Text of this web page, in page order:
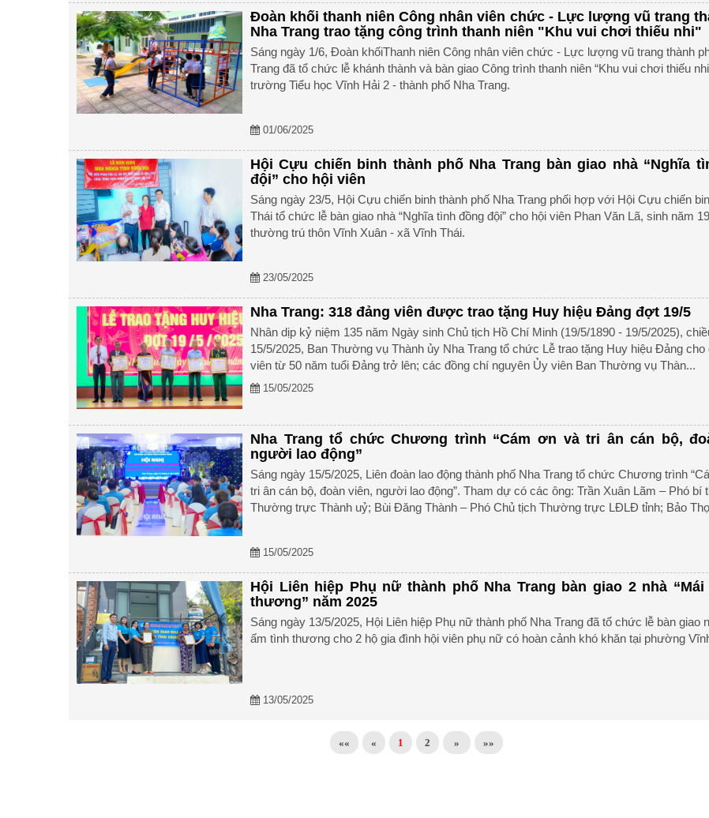
Đoàn khối thanh niên Công nhân viên chức - Lực lượng vũ trang
Nha Trang trao tặng công trình thanh niên "Khu vui chơi thiếu nhi"
Sáng ngày 1/6, Đoàn khốiThanh niên Công nhân viên chức - Lực lượng vũ trang thành
Trang đã tổ chức lễ khánh thành và bàn giao Công trình thanh niên “Khu vui chơi thiếu
trường Tiểu học Vĩnh Hải 2 - thành phố Nha Trang.
01/06/2025
Hội Cựu chiến binh thành phố Nha Trang bàn giao nhà “Nghĩa
đội” cho hội viên
Sáng ngày 23/5, Hội Cựu chiến binh thành phố Nha Trang phối hợp với Hội Cựu chiến
Thái tổ chức lễ bàn giao nhà “Nghĩa tình đồng đội” cho hội viên Phan Văn Lã, sinh năm
thường trú thôn Vĩnh Xuân - xã Vĩnh Thái.
23/05/2025
Nha Trang: 318 đảng viên được trao tặng Huy hiệu Đảng đợt 19/5
Nhân dịp kỷ niệm 135 năm Ngày sinh Chủ tịch Hồ Chí Minh (19/5/1890 - 19/5/2025),
15/5/2025, Ban Thường vụ Thành ủy Nha Trang tổ chức Lễ trao tặng Huy hiệu Đảng cho
viên từ 50 năm tuổi Đảng trở lên; các đồng chí nguyên Ủy viên Ban Thường vụ Thàn...
15/05/2025
Nha Trang tổ chức Chương trình “Cám ơn và tri ân cán bộ,
người lao động”
Sáng ngày 15/5/2025, Liên đoàn lao động thành phố Nha Trang tổ chức Chương trình
tri ân cán bộ, đoàn viên, người lao động”. Tham dự có các ông: Trần Xuân Lãm – Phó bí
Thường trực Thành uỷ; Bùi Đăng Thành – Phó Chủ tịch Thường trực LĐLĐ tỉnh; Bảo
15/05/2025
Hội Liên hiệp Phụ nữ thành phố Nha Trang bàn giao 2 nhà “Mái
thương” năm 2025
Sáng ngày 13/5/2025, Hội Liên hiệp Phụ nữ thành phố Nha Trang đã tổ chức lễ bàn giao
ấm tình thương cho 2 hộ gia đình hội viên phụ nữ có hoàn cảnh khó khăn tại phường
13/05/2025
«« « 1 2 » »»